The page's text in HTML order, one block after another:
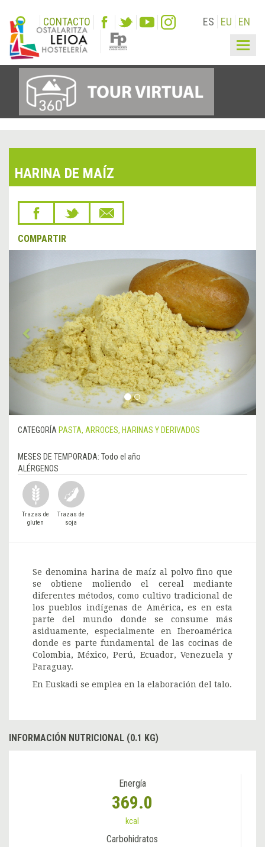
CONTACTO ES EU EN
HARINA DE MAÍZ
COMPARTIR
Anterior
CATEGORÍA PASTA, ARROCES, HARINAS Y DERIVADOS
MESES DE TEMPORADA: Todo el año
ALÉRGENOS
Trazas de
gluten
Trazas de
soja
Se denomina harina de maíz al polvo fino que
se obtiene moliendo el cereal mediante
diferentes métodos, como cultivo tradicional de
los pueblos indígenas de América, es en esta
parte del mundo donde se consume más
asiduamente, especialmente en Iberoamérica
donde es parte fundamental de las cocinas de
Colombia, México, Perú, Ecuador, Venezuela y
Paraguay.
En Euskadi se emplea en la elaboración del talo.
INFORMACIÓN NUTRICIONAL (0.1 KG)
Energía
369.0
kcal
Carbohidratos